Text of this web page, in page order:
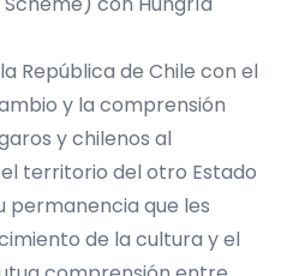
República de Chile con el
y la comprensión
y chilenos al
territorio del otro Estado
permanencia que les
de la cultura y el